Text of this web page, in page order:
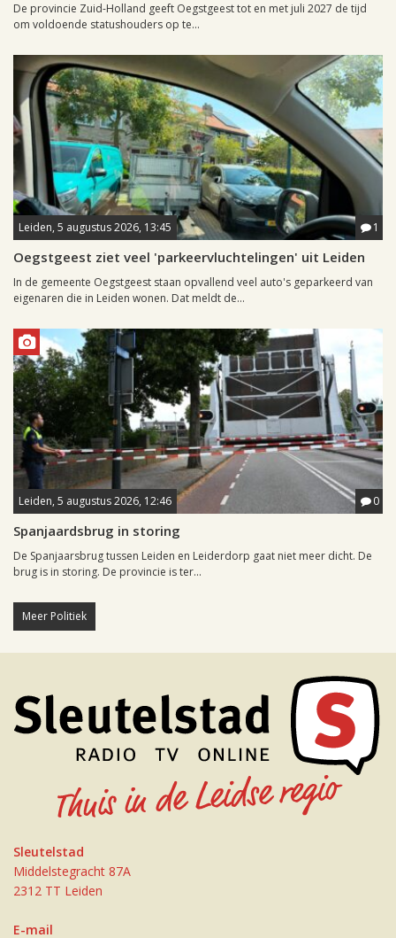
De provincie Zuid-Holland geeft Oegstgeest tot en met juli 2027 de tijd
om voldoende statushouders op te...
Leiden, 5 augustus 2026, 13:45 1
Oegstgeest ziet veel 'parkeervluchtelingen' uit Leiden
In de gemeente Oegstgeest staan opvallend veel auto's geparkeerd van
eigenaren die in Leiden wonen. Dat meldt de...
Leiden, 5 augustus 2026, 12:46 0
Spanjaardsbrug in storing
De Spanjaarsbrug tussen Leiden en Leiderdorp gaat niet meer dicht. De
brug is in storing. De provincie is ter...
Meer Politiek
Sleutelstad
Middelstegracht 87A
2312 TT Leiden
E-mail